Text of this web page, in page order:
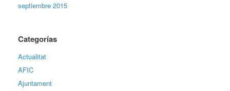
septiembre 2015
Categorías
Actualitat
AFIC
Ajuntament